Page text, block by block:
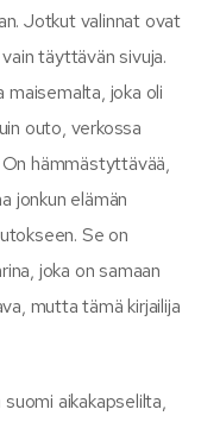
Jotkut valinnat ovat
täyttävän sivuja.
joka oli
outo, verkossa
On hämmästyttävää,
jonkun elämän
Se on
joka on samaan
mutta tämä kirjailija
aikakapselilta,